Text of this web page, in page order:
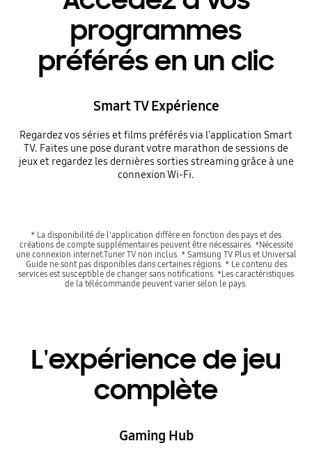
programmes
préférés en un clic
Smart TV Expérience
Regardez vos séries et films préférés via l'application Smart
TV. Faites une pose durant votre marathon de sessions de
jeux et regardez les dernières sorties streaming grâce à une
connexion Wi-Fi.
* La disponibilité de l'application diffère en fonction des pays et des
créations de compte supplémentaires peuvent être nécessaires. *Nécessite
une connexion internet.Tuner TV non inclus. * Samsung TV Plus et Universal
Guide ne sont pas disponibles dans certaines régions. * Le contenu des
services est susceptible de changer sans notifications. *Les caractéristiques
de la télécommande peuvent varier selon le pays.
L'expérience de jeu
complète
Gaming Hub